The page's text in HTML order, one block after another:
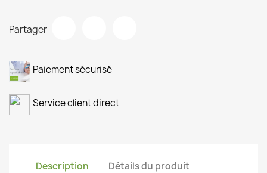
Partager
Paiement sécurisé
Service client direct
Description Détails du produit